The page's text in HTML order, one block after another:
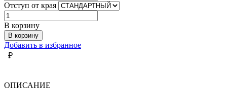
Отступ от края
Количество
товара
ДЕВУШКА
В
ПРОФИЛЬ
СОФИЯ
В корзину
В корзину
Добавить в избранное
₽
ОПИСАНИЕ